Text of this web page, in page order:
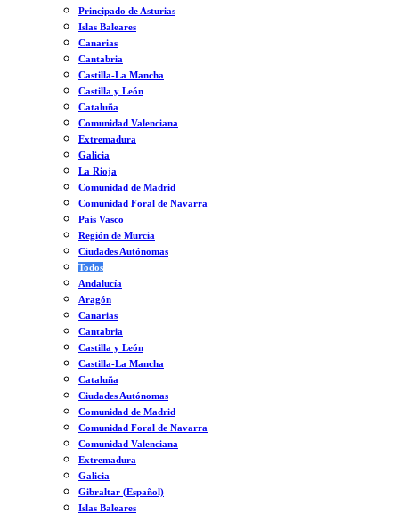
Principado de Asturias
Islas Baleares
Canarias
Cantabria
Castilla-La Mancha
Castilla y León
Cataluña
Comunidad Valenciana
Extremadura
Galicia
La Rioja
Comunidad de Madrid
Comunidad Foral de Navarra
País Vasco
Región de Murcia
Ciudades Autónomas
Todos
Andalucía
Aragón
Canarias
Cantabria
Castilla y León
Castilla-La Mancha
Cataluña
Ciudades Autónomas
Comunidad de Madrid
Comunidad Foral de Navarra
Comunidad Valenciana
Extremadura
Galicia
Gibraltar (Español)
Islas Baleares